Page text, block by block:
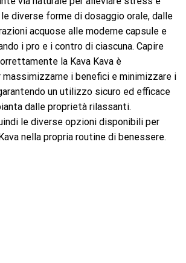
diverse forme di dosaggio orale, dalle
acquose alle moderne capsule e
i pro e i contro di ciascuna. Capire
la Kava Kava è
i benefici e minimizzare i
un utilizzo sicuro ed efficace
dalle proprietà rilassanti.
le diverse opzioni disponibili per
nella propria routine di benessere.